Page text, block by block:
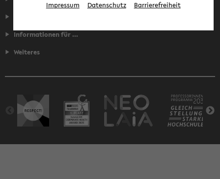
Informationen für ...
Weiteres
Impressum Datenschutz Barrierefreiheit